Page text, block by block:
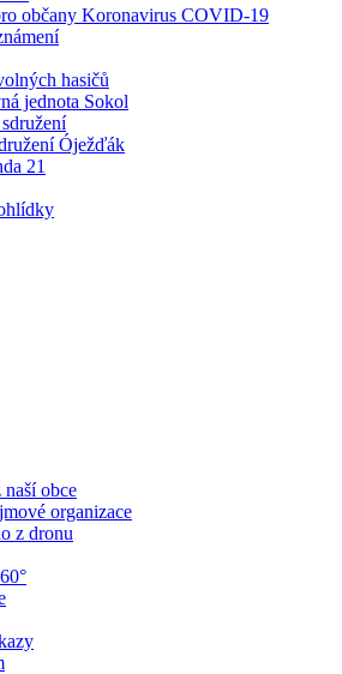
občany Koronavirus COVID-19
hasičů
jednota Sokol
Óježďák
21
obce
organizace
z dronu